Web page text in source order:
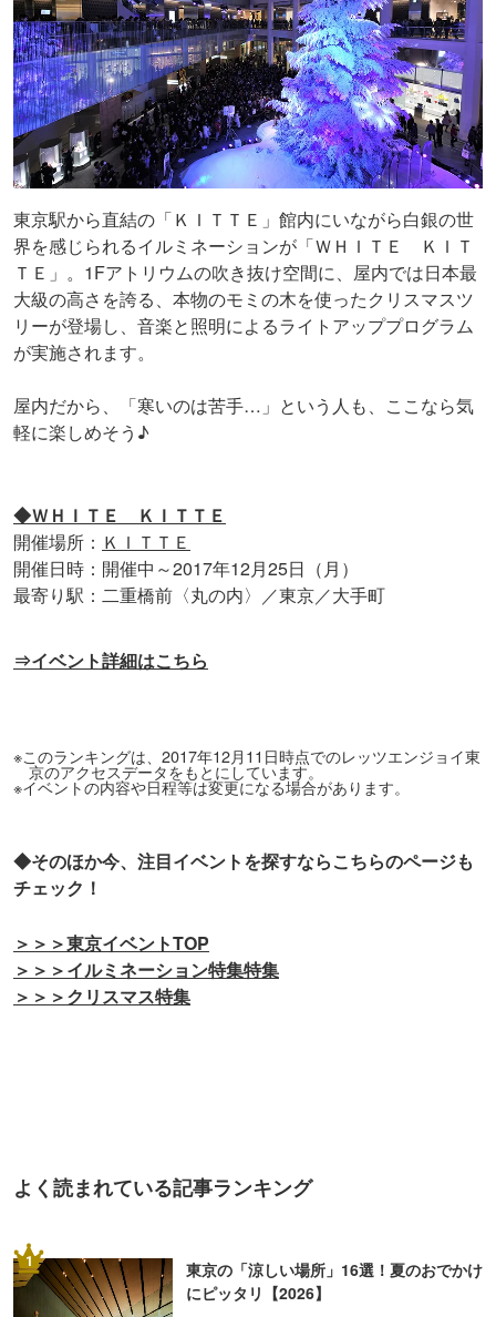
東京駅から直結の「ＫＩＴＴＥ」館内にいながら白銀の世
界を感じられるイルミネーションが「ＷＨＩＴＥ ＫＩＴ
ＴＥ」。1Fアトリウムの吹き抜け空間に、屋内では日本最
大級の高さを誇る、本物のモミの木を使ったクリスマスツ
リーが登場し、音楽と照明によるライトアッププログラム
が実施されます。
屋内だから、「寒いのは苦手…」という人も、ここなら気
軽に楽しめそう♪
◆ＷＨＩＴＥ ＫＩＴＴＥ
開催場所： ＫＩＴＴＥ
開催日時：開催中～2017年12月25日（月）
最寄り駅：二重橋前〈丸の内〉／東京／大手町
⇒イベント詳細はこちら
※このランキングは、2017年12月11日時点でのレッツエンジョイ東
京のアクセスデータをもとにしています。
※イベントの内容や日程等は変更になる場合があります。
◆そのほか今、注目イベントを探すならこちらのページも
チェック！
＞＞＞東京イベントTOP
＞＞＞イルミネーション特集特集
＞＞＞クリスマス特集
よく読まれている記事ランキング
1
東京の「涼しい場所」16選！夏のおでかけ
にピッタリ【2026】